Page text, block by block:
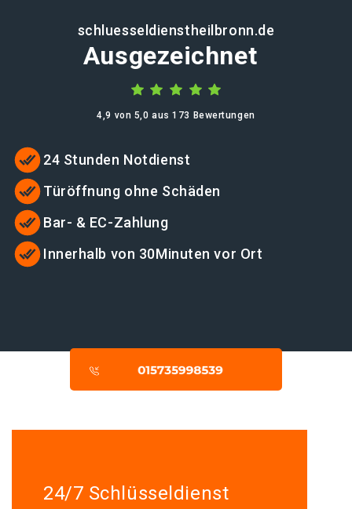
schluesseldienstheilbronn.de
Ausgezeichnet
4,9 von 5,0 aus 173 Bewertungen
24 Stunden Notdienst
Türöffnung ohne Schäden
Bar- & EC-Zahlung
Innerhalb von 30Minuten vor Ort
24/7 Schlüsseldienst